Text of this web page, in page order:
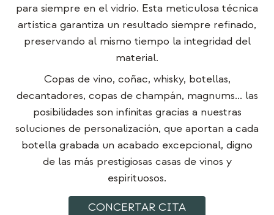
para siempre en el vidrio. Esta meticulosa técnica
artística garantiza un resultado siempre refinado,
preservando al mismo tiempo la integridad del
material.
Copas de vino, coñac, whisky, botellas,
decantadores, copas de champán, magnums... las
posibilidades son infinitas gracias a nuestras
soluciones de personalización, que aportan a cada
botella grabada un acabado excepcional, digno
de las más prestigiosas casas de vinos y
espirituosos.
CONCERTAR CITA